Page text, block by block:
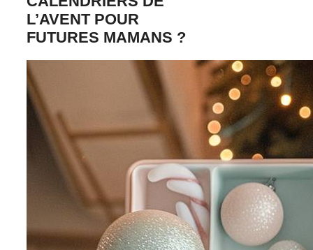
L’AVENT POUR
FUTURES MAMANS ?